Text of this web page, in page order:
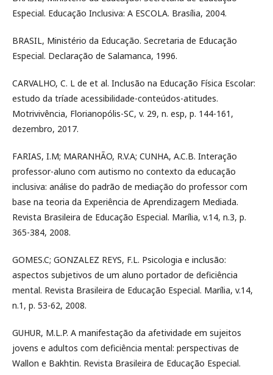
Especial. Educação Inclusiva: A ESCOLA. Brasília, 2004.
BRASIL, Ministério da Educação. Secretaria de Educação
Especial. Declaração de Salamanca, 1996.
CARVALHO, C. L de et al. Inclusão na Educação Física Escolar:
estudo da tríade acessibilidade-conteúdos-atitudes.
Motrivivência, Florianopólis-SC, v. 29, n. esp, p. 144-161,
dezembro, 2017.
FARIAS, I.M; MARANHÃO, R.V.A; CUNHA, A.C.B. Interação
professor-aluno com autismo no contexto da educação
inclusiva: análise do padrão de mediação do professor com
base na teoria da Experiência de Aprendizagem Mediada.
Revista Brasileira de Educação Especial. Marília, v.14, n.3, p.
365-384, 2008.
GOMES.C; GONZALEZ REYS, F.L. Psicologia e inclusão:
aspectos subjetivos de um aluno portador de deficiência
mental. Revista Brasileira de Educação Especial. Marília, v.14,
n.1, p. 53-62, 2008.
GUHUR, M.L.P. A manifestação da afetividade em sujeitos
jovens e adultos com deficiência mental: perspectivas de
Wallon e Bakhtin. Revista Brasileira de Educação Especial.